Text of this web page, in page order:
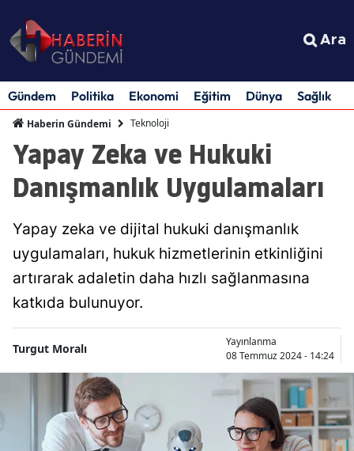
Ara
Gündem Politika Ekonomi Eğitim Dünya Sağlık
Haberin Gündemi Teknoloji
Yapay Zeka ve Hukuki
Danışmanlık Uygulamaları
Yapay zeka ve dijital hukuki danışmanlık
uygulamaları, hukuk hizmetlerinin etkinliğini
artırarak adaletin daha hızlı sağlanmasına
katkıda bulunuyor.
Turgut Moralı
Yayınlanma
08 Temmuz 2024 - 14:24